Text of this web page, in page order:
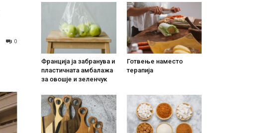
0
Франција ја забранува и
пластичната амбалажа
за овошје и зеленчук
Готвење наместо
терапија